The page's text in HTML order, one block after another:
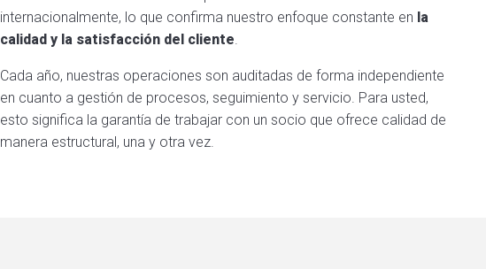
internacionalmente, lo que confirma nuestro enfoque constante en la
calidad y la satisfacción del cliente.
Cada año, nuestras operaciones son auditadas de forma independiente
en cuanto a gestión de procesos, seguimiento y servicio. Para usted,
esto significa la garantía de trabajar con un socio que ofrece calidad de
manera estructural, una y otra vez.